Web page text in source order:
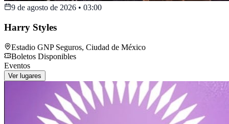
9 de agosto de 2026 • 03:00
Harry Styles
Estadio GNP Seguros, Ciudad de México
Boletos Disponibles
Eventos
Ver lugares